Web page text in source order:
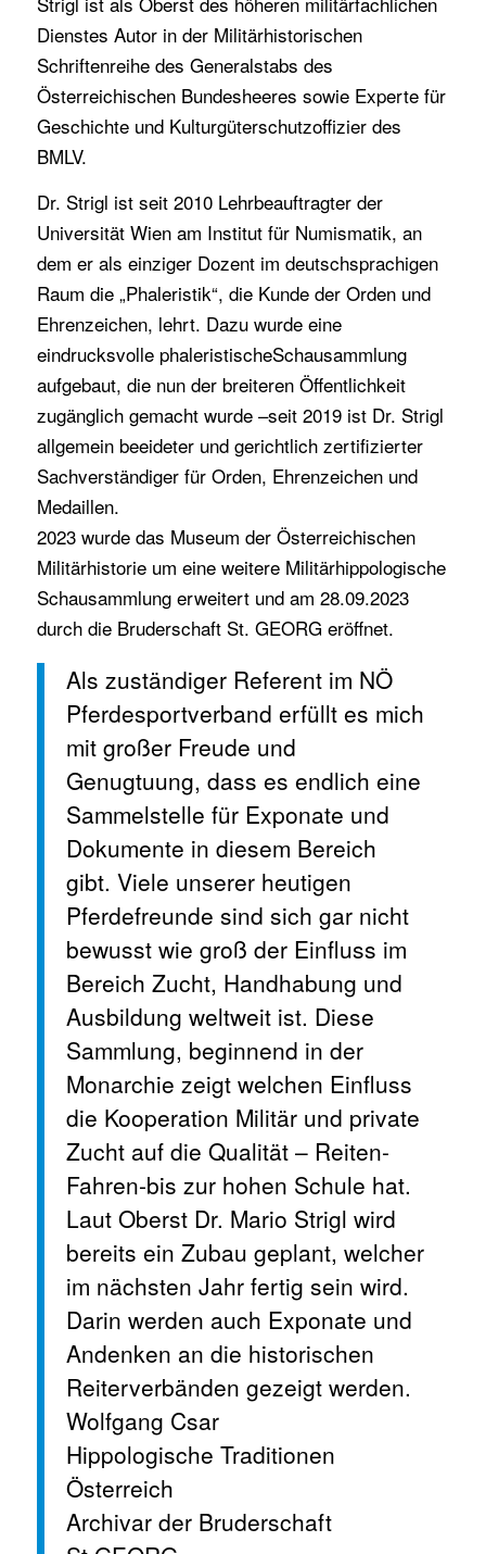
Dienstes Autor in der Militärhistorischen
Schriftenreihe des Generalstabs des
Österreichischen Bundesheeres sowie Experte für
Geschichte und Kulturgüterschutzoffizier des
BMLV.
Dr. Strigl ist seit 2010 Lehrbeauftragter der
Universität Wien am Institut für Numismatik, an
dem er als einziger Dozent im deutschsprachigen
Raum die „Phaleristik“, die Kunde der Orden und
Ehrenzeichen, lehrt. Dazu wurde eine
eindrucksvolle phaleristischeSchausammlung
aufgebaut, die nun der breiteren Öffentlichkeit
zugänglich gemacht wurde –seit 2019 ist Dr. Strigl
allgemein beeideter und gerichtlich zertifizierter
Sachverständiger für Orden, Ehrenzeichen und
Medaillen.
2023 wurde das Museum der Österreichischen
Militärhistorie um eine weitere Militärhippologische
Schausammlung erweitert und am 28.09.2023
durch die Bruderschaft St. GEORG eröffnet.
Als zuständiger Referent im NÖ
Pferdesportverband erfüllt es mich
mit großer Freude und
Genugtuung, dass es endlich eine
Sammelstelle für Exponate und
Dokumente in diesem Bereich
gibt. Viele unserer heutigen
Pferdefreunde sind sich gar nicht
bewusst wie groß der Einfluss im
Bereich Zucht, Handhabung und
Ausbildung weltweit ist. Diese
Sammlung, beginnend in der
Monarchie zeigt welchen Einfluss
die Kooperation Militär und private
Zucht auf die Qualität – Reiten-
Fahren-bis zur hohen Schule hat.
Laut Oberst Dr. Mario Strigl wird
bereits ein Zubau geplant, welcher
im nächsten Jahr fertig sein wird.
Darin werden auch Exponate und
Andenken an die historischen
Reiterverbänden gezeigt werden.
Wolfgang Csar
Hippologische Traditionen
Österreich
Archivar der Bruderschaft